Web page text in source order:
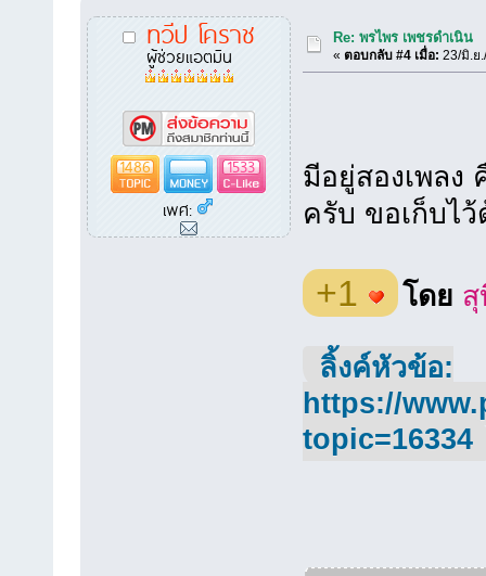
ทวีป โคราช
ผู้ช่วยแอตมิน
1486
1533
เพศ:
Re: พรไพร เพชรดำเนิน
«ตอบกลับ #4 เมื่อ: 23/มิ.ย
มีอยู่สองเพลง
ครับ ขอเก็บไ
+1 โดย
ลิ้งค์หัวข้อ:
https://
topic=16334